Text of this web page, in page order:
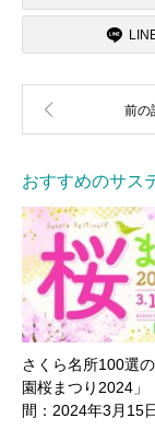
おすすめのサス
さくら名所100選
園桜まつり2024
間：2024年3月15